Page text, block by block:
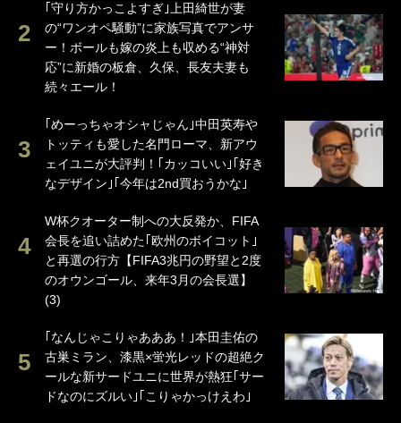
｢守り方かっこよすぎ｣上田綺世が妻
の“ワンオペ騒動”に家族写真でアンサ
ー！ボールも嫁の炎上も収める“神対
応”に新婚の板倉、久保、長友夫妻も
続々エール！
｢めーっちゃオシャじゃん｣中田英寿や
トッティも愛した名門ローマ、新アウ
ェイユニが大評判！｢カッコいい｣｢好き
なデザイン｣｢今年は2nd買おうかな｣
W杯クオーター制への大反発か、FIFA
会長を追い詰めた｢欧州のボイコット｣
と再選の行方【FIFA3兆円の野望と2度
のオウンゴール、来年3月の会長選】
(3)
｢なんじゃこりゃあああ！｣本田圭佑の
古巣ミラン、漆黒×蛍光レッドの超絶ク
ールな新サードユニに世界が熱狂｢サー
ドなのにズルい｣｢こりゃかっけえわ｣